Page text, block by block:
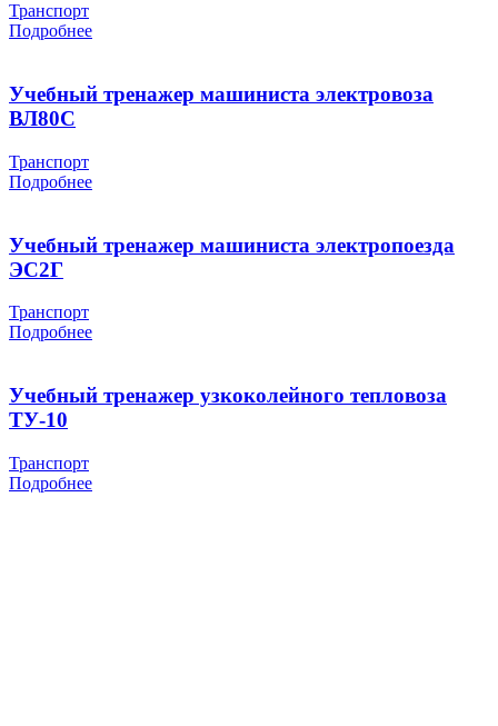
Транспорт
Подробнее
Учебный тренажер машиниста электровоза
ВЛ80С
Транспорт
Подробнее
Учебный тренажер машиниста электропоезда
ЭС2Г
Транспорт
Подробнее
Учебный тренажер узкоколейного тепловоза
ТУ-10
Транспорт
Подробнее